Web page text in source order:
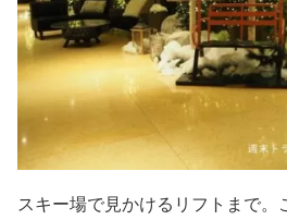
スキー場で見かけるリフトまで。